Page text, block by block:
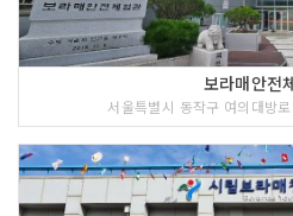
보라매안전
서울특별시 동작구 여의대방